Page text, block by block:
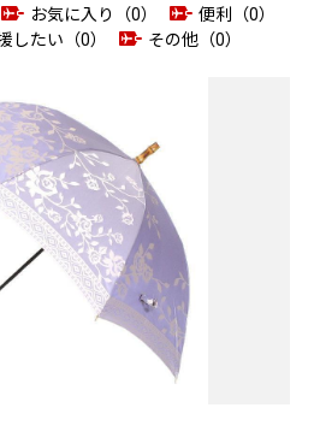
お気に入り（0）
便利（0）
したい（0） その他（0）